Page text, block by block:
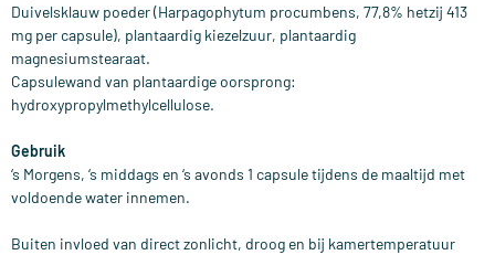
Duivelsklauw poeder (Harpagophytum procumbens, 77,8% hetzij 413
mg per capsule), plantaardig kiezelzuur, plantaardig
magnesiumstearaat.
Capsulewand van plantaardige oorsprong:
hydroxypropylmethylcellulose.
Gebruik
‘s Morgens, ‘s middags en ‘s avonds 1 capsule tijdens de maaltijd met
voldoende water innemen.
Buiten invloed van direct zonlicht, droog en bij kamertemperatuur